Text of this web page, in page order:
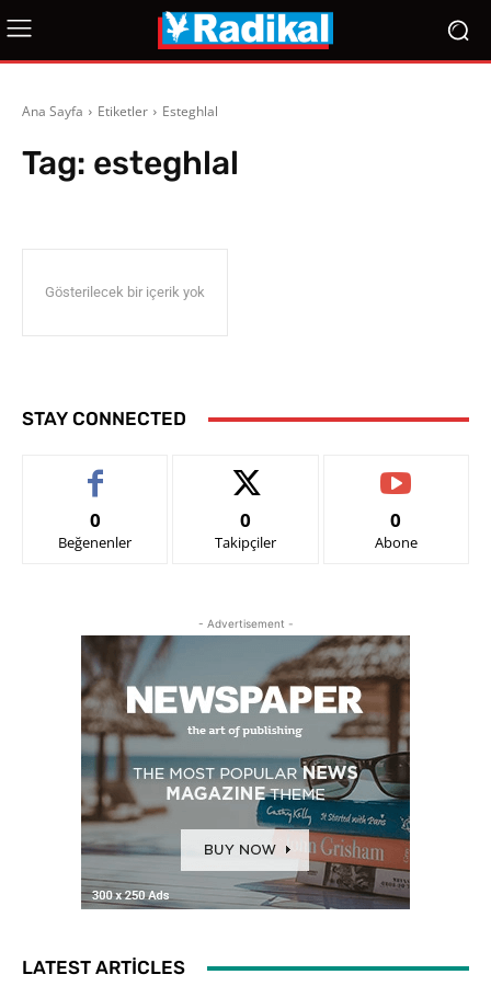
Ana Sayfa Etiketler Esteghlal
Tag: esteghlal
Gösterilecek bir içerik yok
STAY CONNECTED
0
Beğenenler
0
Takipçiler
0
Abone
- Advertisement -
LATEST ARTICLES